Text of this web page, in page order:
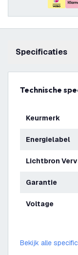
Specificaties
Technische
Keurmerk
Energielabel
Lichtbron
Garantie
Voltage
Bekijk alle